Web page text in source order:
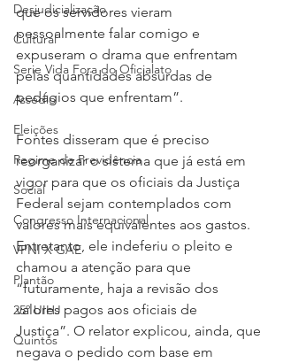
Desjudicialização
Cultural
Serie Vida Fora do Oficialato
Assédio
Eleições
Regime de Previdência
Social
Congresso Internacional
VPNI X GAE
Plantão
25º UIHJ
Quintos
que os servidores vieram
pessoalmente falar comigo e
expuseram o drama que enfrentam
pelas quantidades absurdas de
pedágios que enfrentam”.
Fontes disseram que é preciso
reorganizar o sistema que já está em
vigor para que os oficiais da Justiça
Federal sejam contemplados com
valores mais equivalentes aos gastos.
Entretanto, ele indeferiu o pleito e
chamou a atenção para que
“futuramente, haja a revisão dos
valores pagos aos oficiais de
Justiça”. O relator explicou, ainda, que
negava o pedido com base em